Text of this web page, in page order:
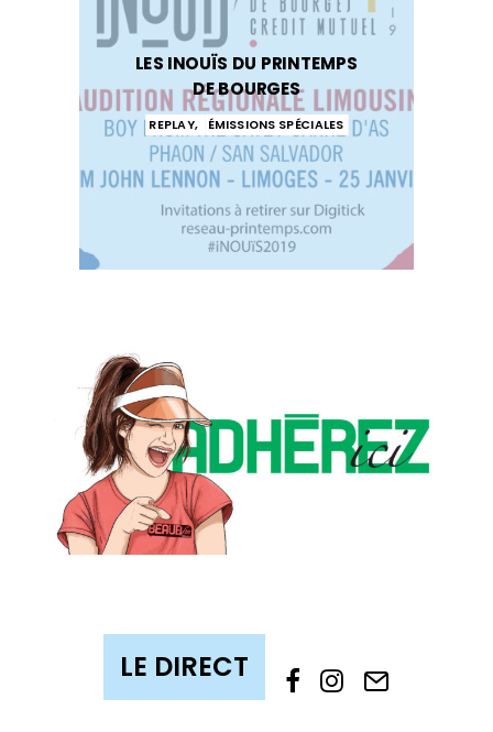
LES INOUÏS DU PRINTEMPS
DE BOURGES
REPLAY, ÉMISSIONS SPÉCIALES